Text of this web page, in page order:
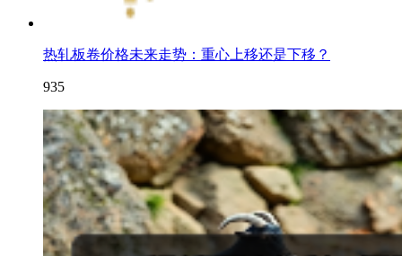
热轧板卷价格未来走势：重心上移还是下移？
935